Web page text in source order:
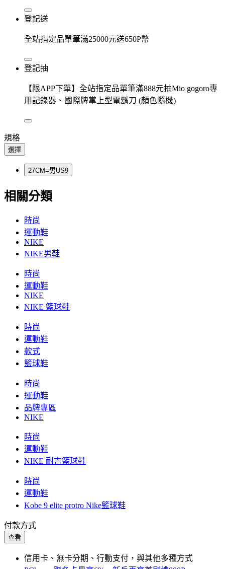
登記送
全站指定品單筆滿25000元送650P幣
登記抽
【限APP下單】全站指定品單筆滿888元抽Mio gogoro專
用記錄器、國際牌掌上型電鬍刀 (顏色隨機)
規格
選擇
27CM=男US9
相關分類
時尚
運動鞋
NIKE
NIKE男鞋
時尚
運動鞋
NIKE
NIKE 籃球鞋
時尚
運動鞋
款式
籃球鞋
時尚
運動鞋
品牌專區
NIKE
時尚
運動鞋
NIKE 耐吉籃球鞋
時尚
運動鞋
Kobe 9 elite protro Nike籃球鞋
付款方式
查看
信用卡、無卡分期、行動支付，與其他多種方式